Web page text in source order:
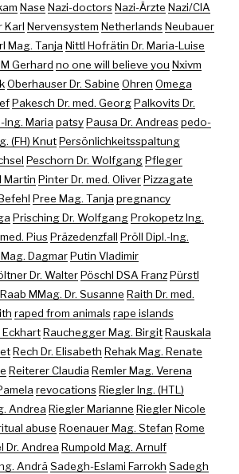
Nase Nazi-doctorsNazi-Ärzte Nazi/CIA
Karl Nervensystem NetherlandsNeubauer
Mag. Tanja Nittl Hofrätin Dr. Maria-Luise
Gerhard no one will believe you Nxivm
Oberhauser Dr. Sabine Ohren Omega
Pakesch Dr. med. GeorgPalkovits Dr.
Ing. Maria patsyPausa Dr. Andreaspedo-
(FH) KnutPersönlichkeitsspaltung
Peschorn Dr. WolfgangPfleger
Martin Pinter Dr. med. OliverPizzagate
Pree Mag. Tanja pregnancy
Prisching Dr. WolfgangProkopetz Ing.
PiusPräzedenzfall Pröll Dipl.-Ing.
DagmarPutin Vladimir
Dr. WalterPöschl DSA FranzPürstl
Raab MMag. Dr. Susanne Raith Dr. med.
raped from animalsrape islands
EckhartRauchegger Mag. BirgitRauskala
Rech Dr. Elisabeth Rehak Mag. Renate
Reiterer Claudia Remler Mag. Verena
revocationsRiegler Ing. (HTL)
Andrea Riegler Marianne Riegler Nicole
abuse Roenauer Mag. Stefan Rome
Dr. Andrea Rumpold Mag. Arnulf
Andrä Sadegh-Eslami Farrokh Sadegh